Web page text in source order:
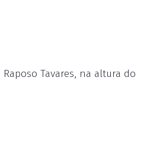
Tavares, na altura do